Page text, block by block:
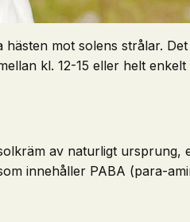
hästen mot solens strålar.
kl. 12-15 eller helt
av naturligt ursprung,
innehåller PABA (para-